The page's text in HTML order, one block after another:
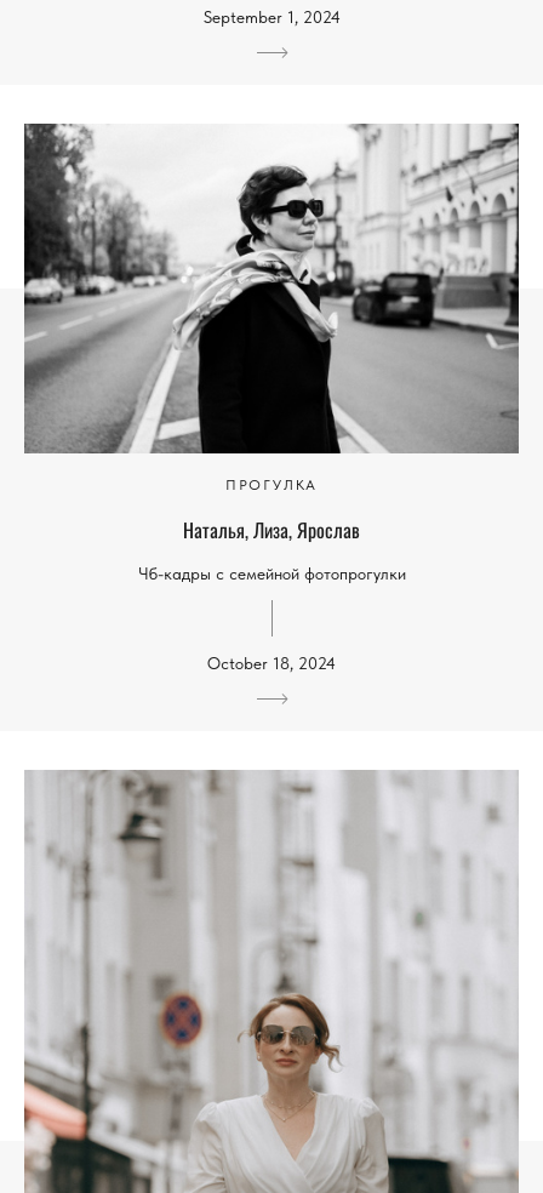
September 1, 2024
ПРОГУЛКА
Наталья, Лиза, Ярослав
Чб-кадры с семейной фотопрогулки
October 18, 2024